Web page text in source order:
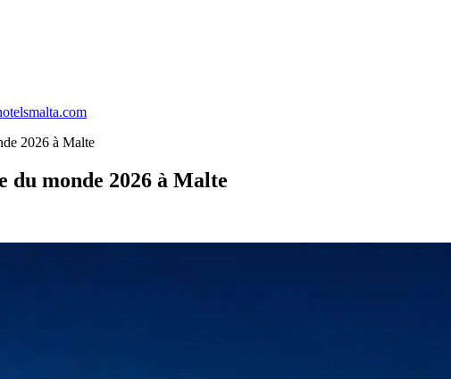
2026 à Malte
du monde 2026 à Malte